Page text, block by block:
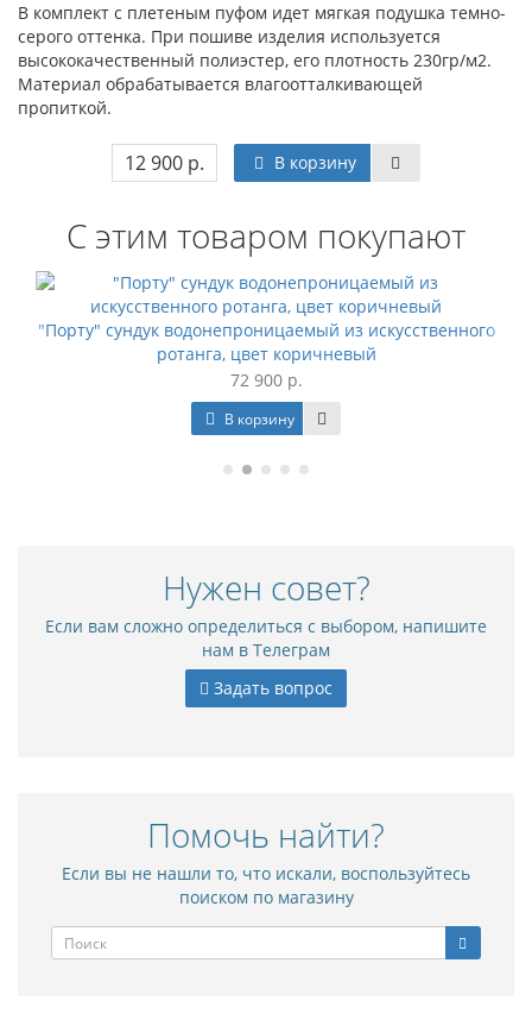
В комплект с плетеным пуфом идет мягкая подушка темно-
серого оттенка. При пошиве изделия используется
высококачественный полиэстер, его плотность 230гр/м2.
Материал обрабатывается влагоотталкивающей
пропиткой.
12 900 р. В корзину
С этим товаром покупают
"Порту" сундук водонепроницаемый из искусственного
ротанга, цвет коричневый
72 900 р.
В корзину
Нужен совет?
Если вам сложно определиться с выбором, напишите
нам в Телеграм
Задать вопрос
Помочь найти?
Если вы не нашли то, что искали, воспользуйтесь
поиском по магазину